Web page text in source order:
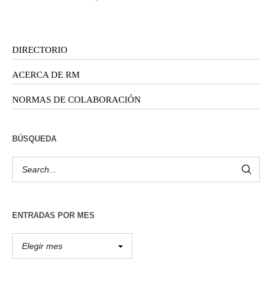
DIRECTORIO
ACERCA DE RM
NORMAS DE COLABORACIÓN
BÚSQUEDA
ENTRADAS POR MES